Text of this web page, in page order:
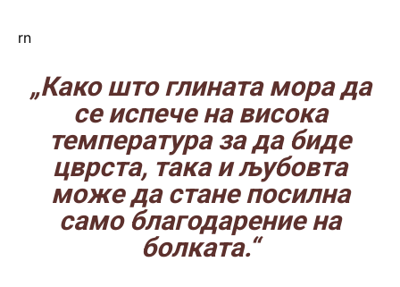
rn
„Како што глината мора да
се испече на висока
температура за да биде
цврста, така и љубовта
може да стане посилна
само благодарение на
болката.“